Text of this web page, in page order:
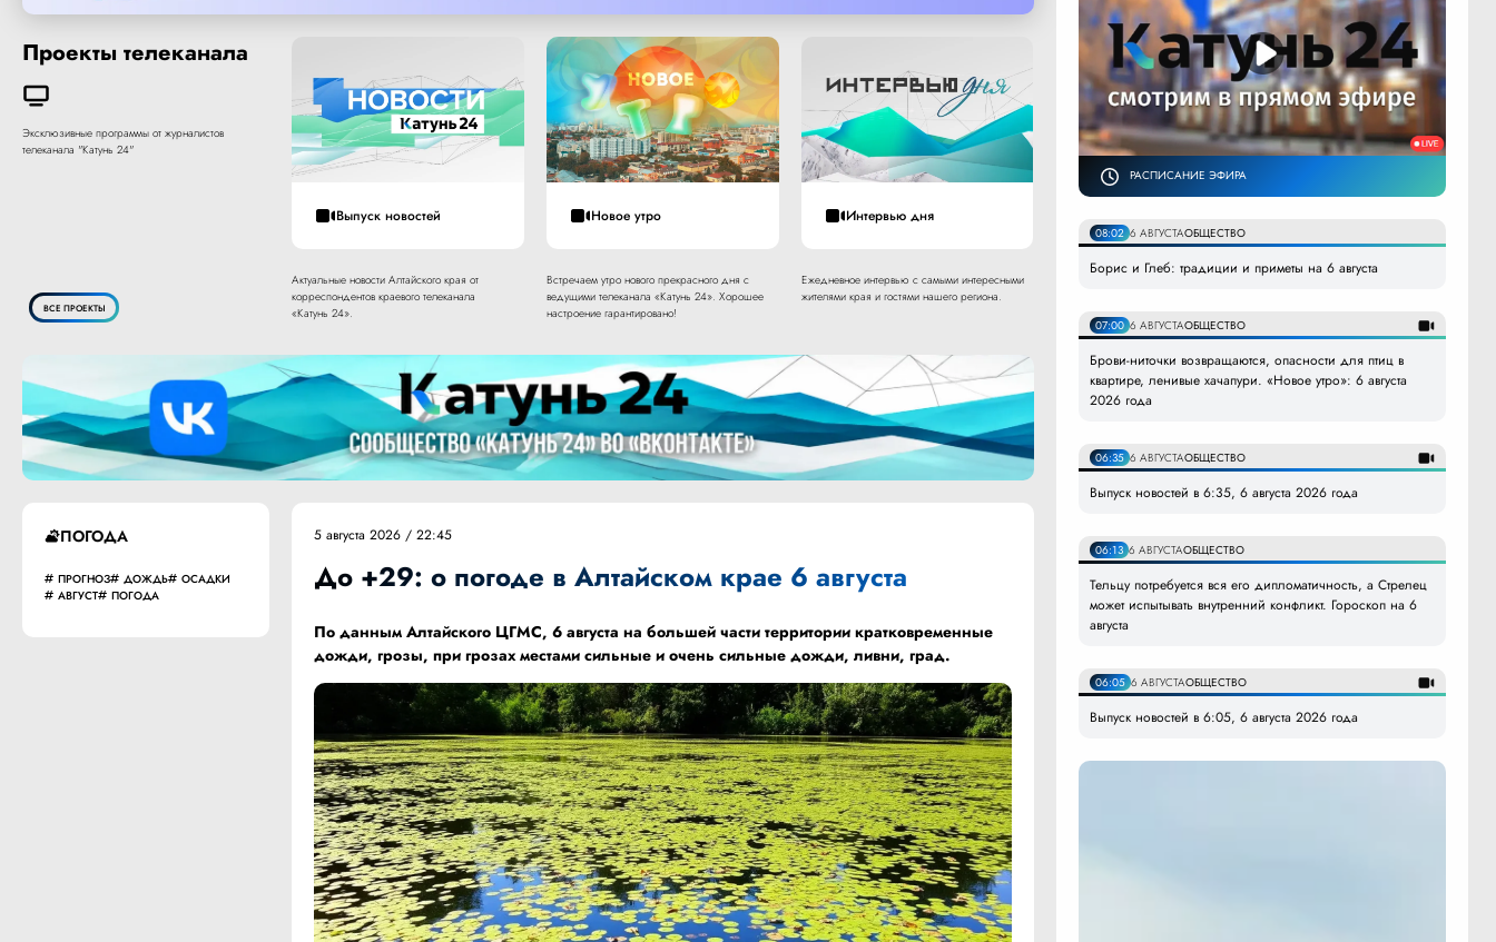
Проекты телеканала
Эксклюзивные программы от журналистов
телеканала "Катунь 24"
ВСЕ ПРОЕКТЫ
Выпуск новостей
Актуальные новости Алтайского края от
корреспондентов краевого телеканала
«Катунь 24».
Новое утро
Встречаем утро нового прекрасного дня с
ведущими телеканала «Катунь 24». Хорошее
настроение гарантировано!
Интервью дня
Ежедневное интервью с самыми интересными
жителями края и гостями нашего региона.
ПОГОДА
ПРОГНОЗ ДОЖДЬ
ОСАДКИ
АВГУСТ
ПОГОДА
5 августа 2026 / 22:45
До +29: о погоде в Алтайском крае 6 августа
По даннымАлтайского ЦГМС, 6 августа на большей части территории кратковременные
дожди, грозы, при грозах местами сильные и очень сильные дожди, ливни, град.
РАСПИСАНИЕ ЭФИРА
08:02 6 АВГУСТАОБЩЕСТВО
Борис и Глеб: традиции и приметы на 6 августа
07:00 6 АВГУСТАОБЩЕСТВО
Брови-ниточки возвращаются, опасности для птиц в
квартире, ленивые хачапури. «Новое утро»: 6 августа
2026 года
06:35 6 АВГУСТАОБЩЕСТВО
Выпуск новостей в 6:35, 6 августа 2026 года
06:13 6 АВГУСТАОБЩЕСТВО
Тельцу потребуется вся его дипломатичность, а Стрелец
может испытывать внутренний конфликт. Гороскоп на 6
августа
06:05 6 АВГУСТАОБЩЕСТВО
Выпуск новостей в 6:05, 6 августа 2026 года